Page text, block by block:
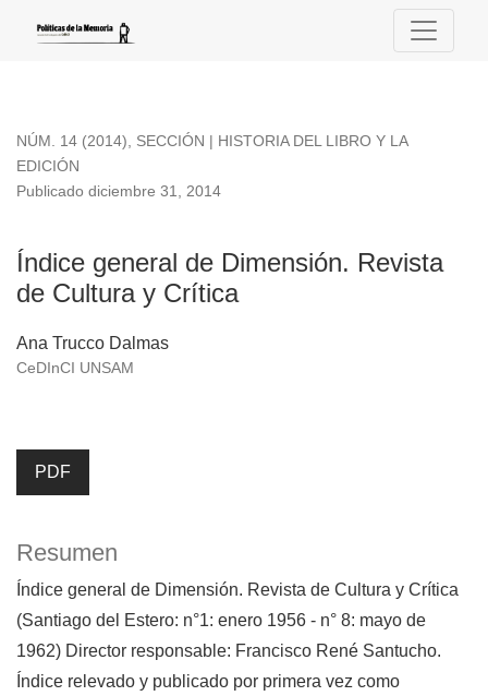
Índice general de Dimensión. Revista de Cultura y Crítica
NÚM. 14 (2014), SECCIÓN | HISTORIA DEL LIBRO Y LA
EDICIÓN
Índice general de Dimensión. Revista
de Cultura y Crítica
Publicado diciembre 31, 2014
Ana Trucco Dalmas
CeDInCI UNSAM
PDF
Resumen
Índice general de Dimensión. Revista de Cultura y Crítica
(Santiago del Estero: n°1: enero 1956 - n° 8: mayo de
1962) Director responsable: Francisco René Santucho.
Índice relevado y publicado por primera vez como